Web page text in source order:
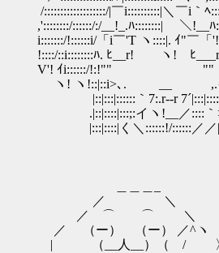
/:::::::::::::::::::/|￣i::::::::::|＼￣i｀ﾍ
,'::::::::/::::::/:/__!_.ﾊ::::::::| ＼!__ﾊ
i:::::::/!::::::i/「i￣'T ヽ::::|. ｲ"￣「
!::::/::i::::::::ﾊ. ﾋ__r! ヽ! ﾋ___r!
V'! ｲi::::::/!:!"" ""・ﾊ
ヽ! ヽ!::|::i>､. __ ,.イ
|::|:::|::::::｀7:.r--r
.|::|::::|:::;:イヽ!__／::::｀
|:::|::::|く＼::::::!/::::::／／
／ ＼ 持ってるだ
／ ⌒ ⌒ ＼ 連れて
／ （ー） （ー） ／^ヽ
| （__人__）（ /